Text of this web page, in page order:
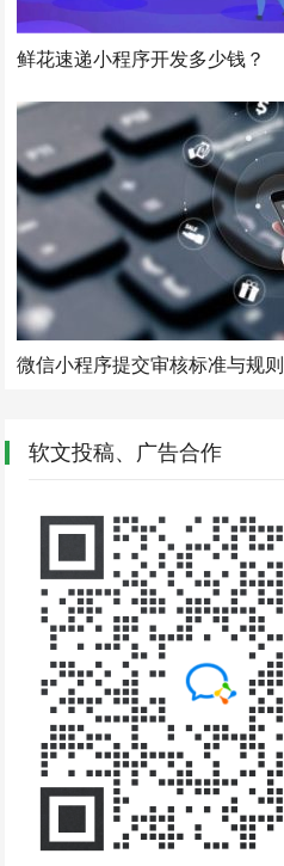
鲜花速递小程序开发多少钱？
微信小程序提交审核标准与规则
软文投稿、广告合作